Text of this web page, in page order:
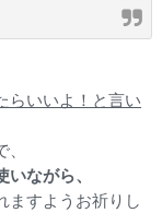
らいいよ！と言い
ながら、
ますようお祈りし